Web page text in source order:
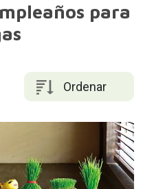
para
Ordenar